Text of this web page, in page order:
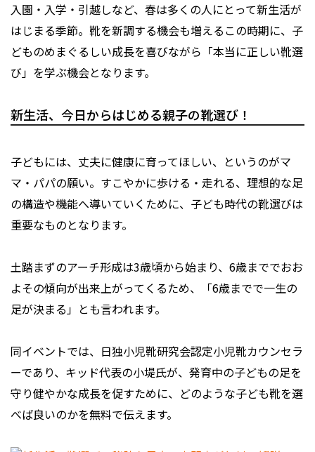
入園・入学・引越しなど、春は多くの人にとって新生活が
はじまる季節。靴を新調する機会も増えるこの時期に、子
どものめまぐるしい成長を喜びながら「本当に正しい靴選
び」を学ぶ機会となります。
新生活、今日からはじめる親子の靴選び！
子どもには、丈夫に健康に育ってほしい、というのがマ
マ・パパの願い。すこやかに歩ける・走れる、理想的な足
の構造や機能へ導いていくために、子ども時代の靴選びは
重要なものとなります。
土踏まずのアーチ形成は3歳頃から始まり、6歳まででおお
よその傾向が出来上がってくるため、「6歳までで一生の
足が決まる」とも言われます。
同イベントでは、日独小児靴研究会認定小児靴カウンセラ
ーであり、キッド代表の小堤氏が、発育中の子どもの足を
守り健やかな成長を促すために、どのような子ども靴を選
べば良いのかを無料で伝えます。